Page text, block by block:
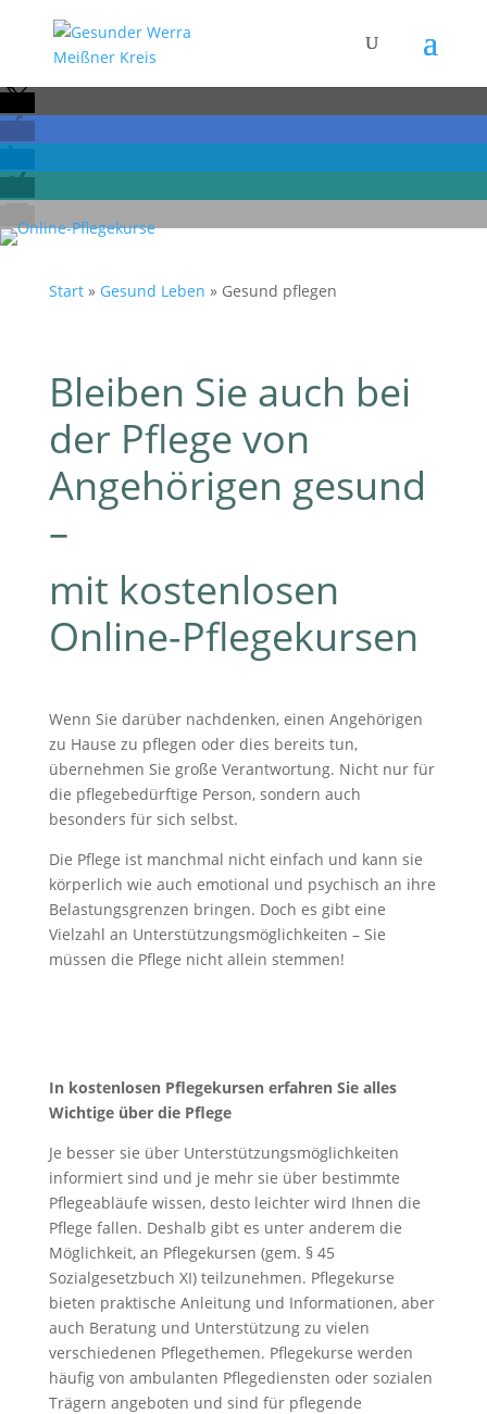
Start» Gesund Leben » Gesund pflegen
Bleiben Sie auch bei
der Pflege von
Angehörigen gesund
–
mit kostenlosen
Online-Pflegekursen
Wenn Sie darüber nachdenken, einen Angehörigen
zu Hause zu pflegen oder dies bereits tun,
übernehmen Sie große Verantwortung. Nicht nur für
die pflegebedürftige Person, sondern auch
besonders für sich selbst.
Die Pflege ist manchmal nicht einfach und kann sie
körperlich wie auch emotional und psychisch an ihre
Belastungsgrenzen bringen. Doch es gibt eine
Vielzahl an Unterstützungsmöglichkeiten – Sie
müssen die Pflege nicht allein stemmen!
In kostenlosen Pflegekursen erfahren Sie alles
Wichtige über die Pflege
Je besser sie über Unterstützungsmöglichkeiten
informiert sind und je mehr sie über bestimmte
Pflegeabläufe wissen, desto leichter wird Ihnen die
Pflege fallen. Deshalb gibt es unter anderem die
Möglichkeit, an Pflegekursen (gem. § 45
Sozialgesetzbuch XI) teilzunehmen. Pflegekurse
bieten praktische Anleitung und Informationen, aber
auch Beratung und Unterstützung zu vielen
verschiedenen Pflegethemen. Pflegekurse werden
häufig von ambulanten Pflegediensten oder sozialen
Trägern angeboten und sind für pflegende